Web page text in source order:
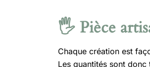
🖐️ Pièce
Chaque création est
Les quantités sont donc